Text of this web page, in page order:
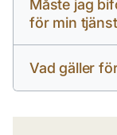
Måste jag
för min
Vad gäller